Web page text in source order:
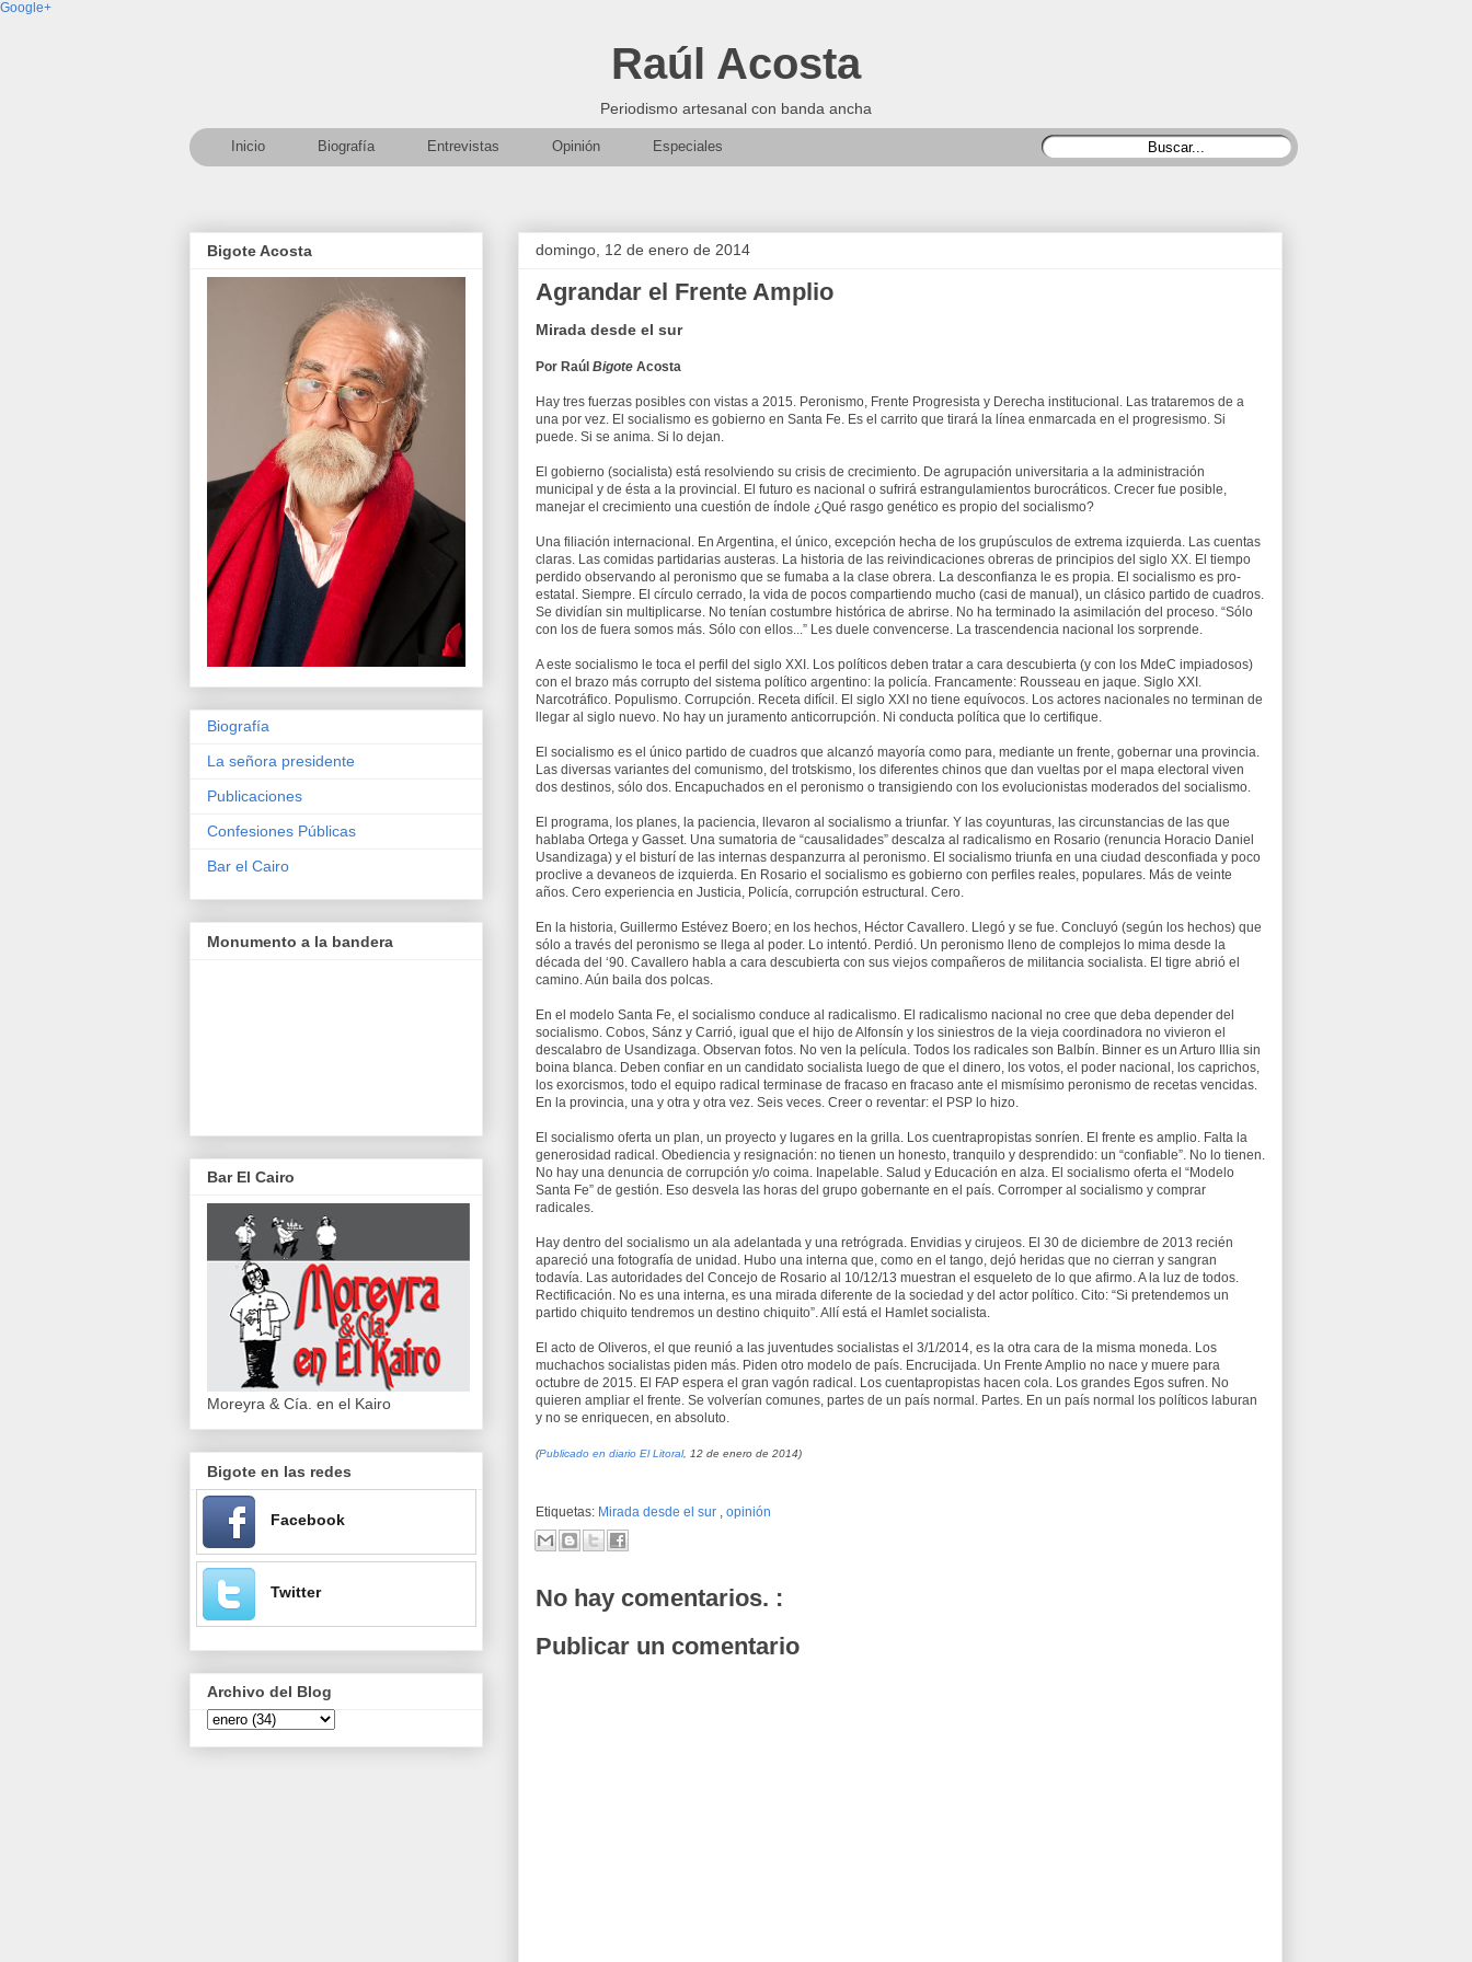
Google+
Raúl Acosta
Periodismo artesanal con banda ancha
Inicio Biografía Entrevistas Opinión Especiales
domingo, 12 de enero de 2014
Agrandar el Frente Amplio
Mirada desde el sur
Por Raúl Bigote Acosta
Hay tres fuerzas posibles con vistas a 2015. Peronismo, Frente Progresista y Derecha institucional. Las trataremos de a
una por vez. El socialismo es gobierno en Santa Fe. Es el carrito que tirará la línea enmarcada en el progresismo. Si
puede. Si se anima. Si lo dejan.
El gobierno (socialista) está resolviendo su crisis de crecimiento. De agrupación universitaria a la administración
municipal y de ésta a la provincial. El futuro es nacional o sufrirá estrangulamientos burocráticos. Crecer fue posible,
manejar el crecimiento una cuestión de índole ¿Qué rasgo genético es propio del socialismo?
Una filiación internacional. En Argentina, el único, excepción hecha de los grupúsculos de extrema izquierda. Las cuentas
claras. Las comidas partidarias austeras. La historia de las reivindicaciones obreras de principios del siglo XX. El tiempo
perdido observando al peronismo que se fumaba a la clase obrera. La desconfianza le es propia. El socialismo es pro-
estatal. Siempre. El círculo cerrado, la vida de pocos compartiendo mucho (casi de manual), un clásico partido de cuadros.
Se dividían sin multiplicarse. No tenían costumbre histórica de abrirse. No ha terminado la asimilación del proceso. “Sólo
con los de fuera somos más. Sólo con ellos...” Les duele convencerse. La trascendencia nacional los sorprende.
A este socialismo le toca el perfil del siglo XXI. Los políticos deben tratar a cara descubierta (y con los MdeC impiadosos)
con el brazo más corrupto del sistema político argentino: la policía. Francamente: Rousseau en jaque. Siglo XXI.
Narcotráfico. Populismo. Corrupción. Receta difícil. El siglo XXI no tiene equívocos. Los actores nacionales no terminan de
llegar al siglo nuevo. No hay un juramento anticorrupción. Ni conducta política que lo certifique.
El socialismo es el único partido de cuadros que alcanzó mayoría como para, mediante un frente, gobernar una provincia.
Las diversas variantes del comunismo, del trotskismo, los diferentes chinos que dan vueltas por el mapa electoral viven
dos destinos, sólo dos. Encapuchados en el peronismo o transigiendo con los evolucionistas moderados del socialismo.
El programa, los planes, la paciencia, llevaron al socialismo a triunfar. Y las coyunturas, las circunstancias de las que
hablaba Ortega y Gasset. Una sumatoria de “causalidades” descalza al radicalismo en Rosario (renuncia Horacio Daniel
Usandizaga) y el bisturí de las internas despanzurra al peronismo. El socialismo triunfa en una ciudad desconfiada y poco
proclive a devaneos de izquierda. En Rosario el socialismo es gobierno con perfiles reales, populares. Más de veinte
años. Cero experiencia en Justicia, Policía, corrupción estructural. Cero.
En la historia, Guillermo Estévez Boero; en los hechos, Héctor Cavallero. Llegó y se fue. Concluyó (según los hechos) que
sólo a través del peronismo se llega al poder. Lo intentó. Perdió. Un peronismo lleno de complejos lo mima desde la
década del ‘90. Cavallero habla a cara descubierta con sus viejos compañeros de militancia socialista. El tigre abrió el
camino. Aún baila dos polcas.
En el modelo Santa Fe, el socialismo conduce al radicalismo. El radicalismo nacional no cree que deba depender del
socialismo. Cobos, Sánz y Carrió, igual que el hijo de Alfonsín y los siniestros de la vieja coordinadora no vivieron el
descalabro de Usandizaga. Observan fotos. No ven la película. Todos los radicales son Balbín. Binner es un Arturo Illia sin
boina blanca. Deben confiar en un candidato socialista luego de que el dinero, los votos, el poder nacional, los caprichos,
los exorcismos, todo el equipo radical terminase de fracaso en fracaso ante el mismísimo peronismo de recetas vencidas.
En la provincia, una y otra y otra vez. Seis veces. Creer o reventar: el PSP lo hizo.
El socialismo oferta un plan, un proyecto y lugares en la grilla. Los cuentrapropistas sonríen. El frente es amplio. Falta la
generosidad radical. Obediencia y resignación: no tienen un honesto, tranquilo y desprendido: un “confiable”. No lo tienen.
No hay una denuncia de corrupción y/o coima. Inapelable. Salud y Educación en alza. El socialismo oferta el “Modelo
Santa Fe” de gestión. Eso desvela las horas del grupo gobernante en el país. Corromper al socialismo y comprar
radicales.
Hay dentro del socialismo un ala adelantada y una retrógrada. Envidias y cirujeos. El 30 de diciembre de 2013 recién
apareció una fotografía de unidad. Hubo una interna que, como en el tango, dejó heridas que no cierran y sangran
todavía. Las autoridades del Concejo de Rosario al 10/12/13 muestran el esqueleto de lo que afirmo. A la luz de todos.
Rectificación. No es una interna, es una mirada diferente de la sociedad y del actor político. Cito: “Si pretendemos un
partido chiquito tendremos un destino chiquito”. Allí está el Hamlet socialista.
El acto de Oliveros, el que reunió a las juventudes socialistas el 3/1/2014, es la otra cara de la misma moneda. Los
muchachos socialistas piden más. Piden otro modelo de país. Encrucijada. Un Frente Amplio no nace y muere para
octubre de 2015. El FAP espera el gran vagón radical. Los cuentapropistas hacen cola. Los grandes Egos sufren. No
quieren ampliar el frente. Se volverían comunes, partes de un país normal. Partes. En un país normal los políticos laburan
y no se enriquecen, en absoluto.
(Publicado en diario El Litoral, 12 de enero de 2014)
Etiquetas: Mirada desde el sur , opinión
No hay comentarios. :
Publicar un comentario
Bigote Acosta
Biografía
La señora presidente
Publicaciones
Confesiones Públicas
Bar el Cairo
Monumento a la bandera
Bar El Cairo
Moreyra & Cía. en el Kairo
Bigote en las redes
Facebook
Twitter
Archivo del Blog